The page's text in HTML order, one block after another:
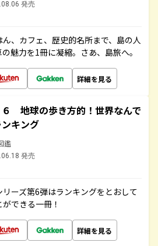
発売
、カフェ、歴史的名所まで、島の人
魅力を1冊に凝縮。さあ、島旅へ。
詳細を見る
地球の歩き方的！世界なんで
キング
鑑
発売
リーズ第6弾はランキングをとおして
できる一冊！
詳細を見る